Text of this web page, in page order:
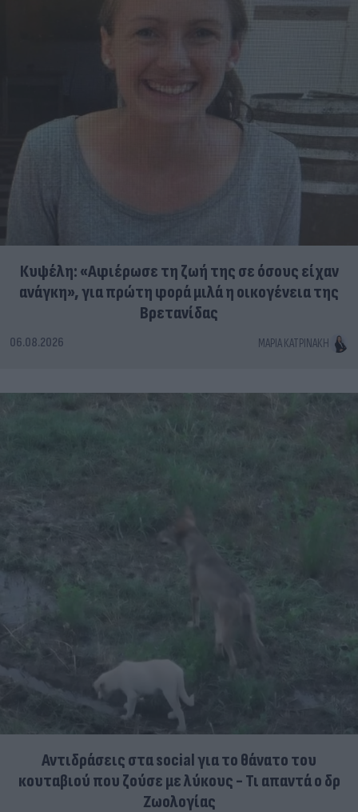
Κυψέλη: «Αφιέρωσε τη ζωή της σε όσους είχαν
ανάγκη», για πρώτη φορά μιλά η οικογένεια της
Βρετανίδας
06.08.2026 ΜΑΡΊΑ ΚΑΤΡΙΝΆΚΗ
Αντιδράσεις στα social για το θάνατο του
κουταβιού που ζούσε με λύκους - Τι απαντά ο δρ
Ζωολογίας